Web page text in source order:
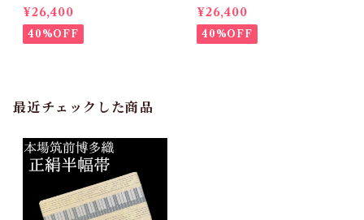
織 正絹 リバーシブル 長
さ/3m78cm 日本製 和装
小袋帯 半巾帯
¥26,400
40%OFF
織 正絹 リバーシブル 長
さ/3m78cm 日本製 和装
小袋帯 半巾帯
¥26,400
40%OFF
最近チェックした商品